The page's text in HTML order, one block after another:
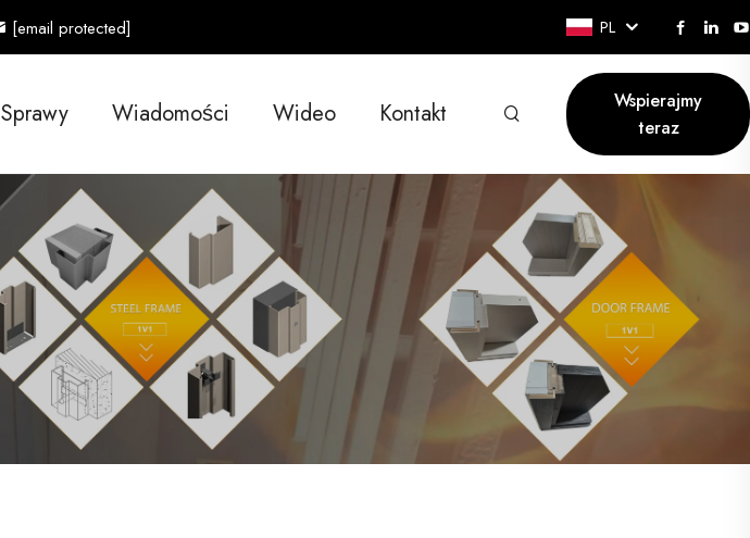
[email protected] PL
Sprawy Wiadomości Wideo Kontakt
Wspierajmy
teraz